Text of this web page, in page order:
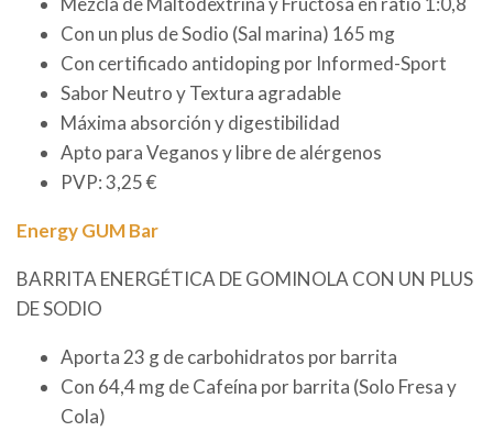
Con un plus de Sodio (Sal marina) 165 mg
Con certificado antidoping por Informed-Sport
Sabor Neutro y Textura agradable
Máxima absorción y digestibilidad
Apto para Veganos y libre de alérgenos
PVP: 3,25 €
Energy GUM Bar
BARRITA ENERGÉTICA DE GOMINOLA CON UN PLUS
DE SODIO
Aporta 23 g de carbohidratos por barrita
Con 64,4 mg de Cafeína por barrita (Solo Fresa y
Cola)